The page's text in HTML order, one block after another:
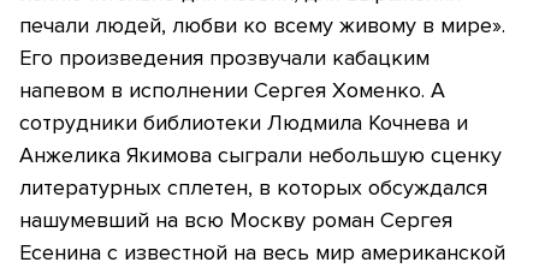
печали людей, любви ко всему живому в мире».
Его произведения прозвучали кабацким
напевом в исполнении Сергея Хоменко. А
сотрудники библиотеки Людмила Кочнева и
Анжелика Якимова сыграли небольшую сценку
литературных сплетен, в которых обсуждался
нашумевший на всю Москву роман Сергея
Есенина с известной на весь мир американской